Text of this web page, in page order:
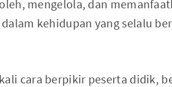
mengelola, dan
kehidupan yang selalu
cara berpikir peserta didik,